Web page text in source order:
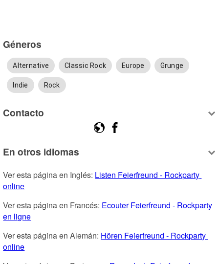
Géneros
Alternative Classic Rock Europe Grunge
Indie Rock
Contacto
En otros idiomas
Ver esta página en Inglés: Listen Feierfreund - Rockparty
online
Ver esta página en Francés: Ecouter Feierfreund - Rockparty
en ligne
Ver esta página en Alemán: Hören Feierfreund - Rockparty
online